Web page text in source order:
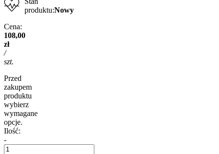
produktu:Nowy
Cena:
108,00
zł
/
szt.
Przed
zakupem
produktu
wybierz
wymagane
opcje.
Ilość:
-